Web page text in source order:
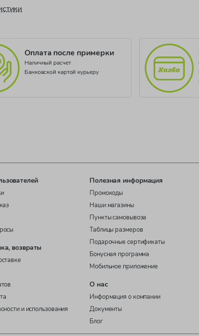
Бангладеш
SEASONAL BASIC_CS3404 SS 02
Оплата после примерки
Наличный расчет
Банковской картой курьеру
возвраты
и использования
Полезная информация
Промокоды
Наши магазины
Пункты самовывоза
Таблицы размеров
Подарочные сертификаты
Бонусная программа
Мобильное приложение
О нас
Информация о компании
Документы
Блог